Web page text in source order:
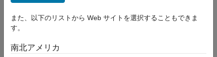
構文
説明
入力引数
hide(site,Map=map)
説明
hide( site) は、指定されたアンテナ サイトの位置を現在のサイ
また、以下のリストから Web サイトを選択することもできま
す。
南北アメリカ